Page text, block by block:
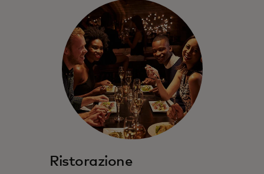
Ristorazione